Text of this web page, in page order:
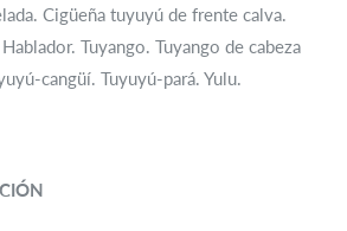
Cigüeña tuyuyú de frente calva.
Tuyango. Tuyango de cabeza
cangüí. Tuyuyú-pará. Yulu.